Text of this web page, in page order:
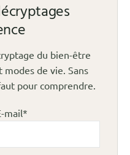
du bien-être
de vie. Sans
pour comprendre.
mail*